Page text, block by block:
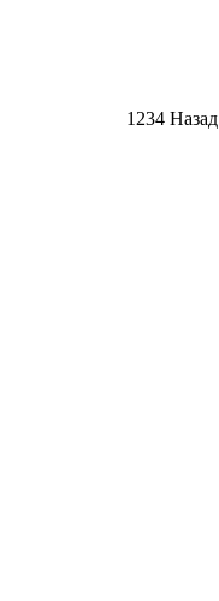
1 234 Назад